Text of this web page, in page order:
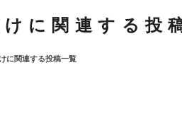
けに関連する投
に関連する投稿一覧